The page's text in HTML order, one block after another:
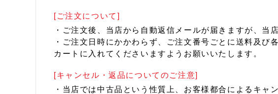
[ご注文について]
・ご注文後、当店から自動返信メールが届きますが、当
・ご注文日時にかかわらず、ご注文番号ごとに送料及
カートに入れてくださいますようお願いいたします。
[キャンセル・返品についてのご注意]
・当店では中古品という性質上、お客様都合によるキャ